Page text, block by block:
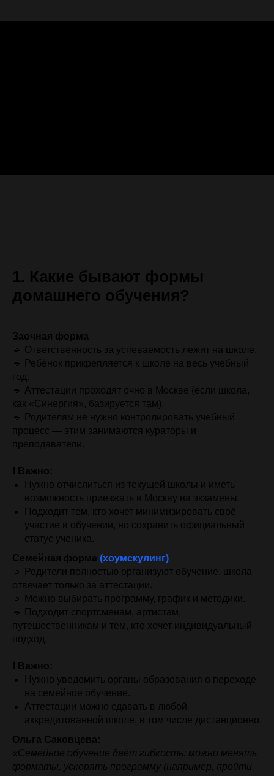
1. Какие бывают формы
домашнего обучения?
Заочная форма
🔹 Ответственность за успеваемость лежит на школе.
🔹 Ребёнок прикрепляется к школе на весь учебный
год.
🔹 Аттестации проходят очно в Москве (если школа,
как «Синергия», базируется там).
🔹 Родителям не нужно контролировать учебный
процесс — этим занимаются кураторы и
преподаватели.
❗ Важно:
Нужно отчислиться из текущей школы и иметь
возможность приезжать в Москву на экзамены.
Подходит тем, кто хочет минимизировать своё
участие в обучении, но сохранить официальный
статус ученика.
Семейная форма (хоумскулинг)
🔹 Родители полностью организуют обучение, школа
отвечает только за аттестации.
🔹 Можно выбирать программу, график и методики.
🔹 Подходит спортсменам, артистам,
путешественникам и тем, кто хочет индивидуальный
подход.
❗ Важно:
Нужно уведомить органы образования о переходе
на семейное обучение.
Аттестации можно сдавать в любой
аккредитованной школе, в том числе дистанционно.
Ольга Саковцева:
«Семейное обучение даёт гибкость: можно менять
форматы, ускорять программу (например, пройти